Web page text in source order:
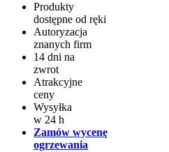
Produkty
dostępne od ręki
Autoryzacja
znanych firm
14 dni na
zwrot
Atrakcyjne
ceny
Wysyłka
w 24 h
Zamów wycenę
ogrzewania